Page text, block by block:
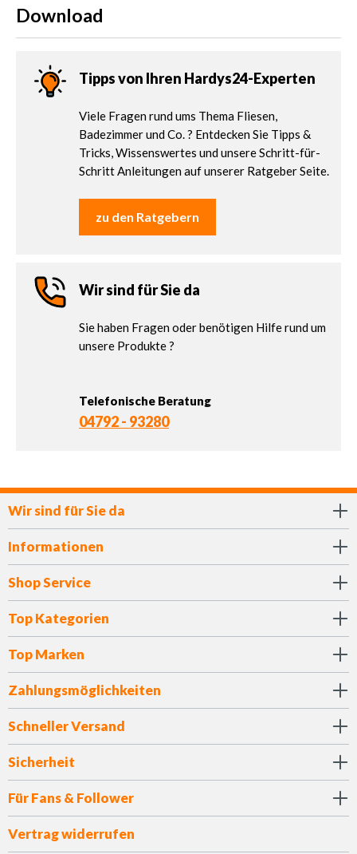
Download
Tipps von Ihren Hardys24-Experten
Viele Fragen rund ums Thema Fliesen,
Badezimmer und Co. ? Entdecken Sie Tipps &
Tricks, Wissenswertes und unsere Schritt-für-
Schritt Anleitungen auf unserer Ratgeber Seite.
zu den Ratgebern
Wir sind für Sie da
Sie haben Fragen oder benötigen Hilfe rund um
unsere Produkte ?
Telefonische Beratung
04792 - 93280
Wir sind für Sie da
Informationen
Shop Service
Top Kategorien
Top Marken
Zahlungsmöglichkeiten
Schneller Versand
Sicherheit
Für Fans & Follower
Vertrag widerrufen